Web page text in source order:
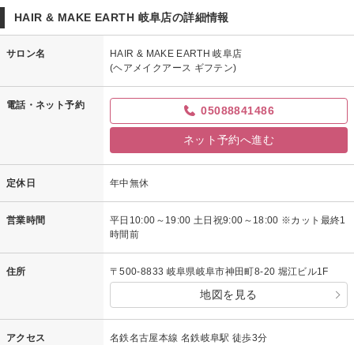
HAIR & MAKE EARTH 岐阜店の詳細情報
サロン名
HAIR & MAKE EARTH 岐阜店
(ヘアメイクアース ギフテン)
電話・ネット予約 05088841486
ネット予約へ進む
定休日 年中無休
営業時間
平日10:00～19:00 土日祝9:00～18:00 ※カット最終1
時間前
住所 〒500-8833 岐阜県岐阜市神田町8-20 堀江ビル1F
地図を見る
アクセス 名鉄名古屋本線 名鉄岐阜駅 徒歩3分